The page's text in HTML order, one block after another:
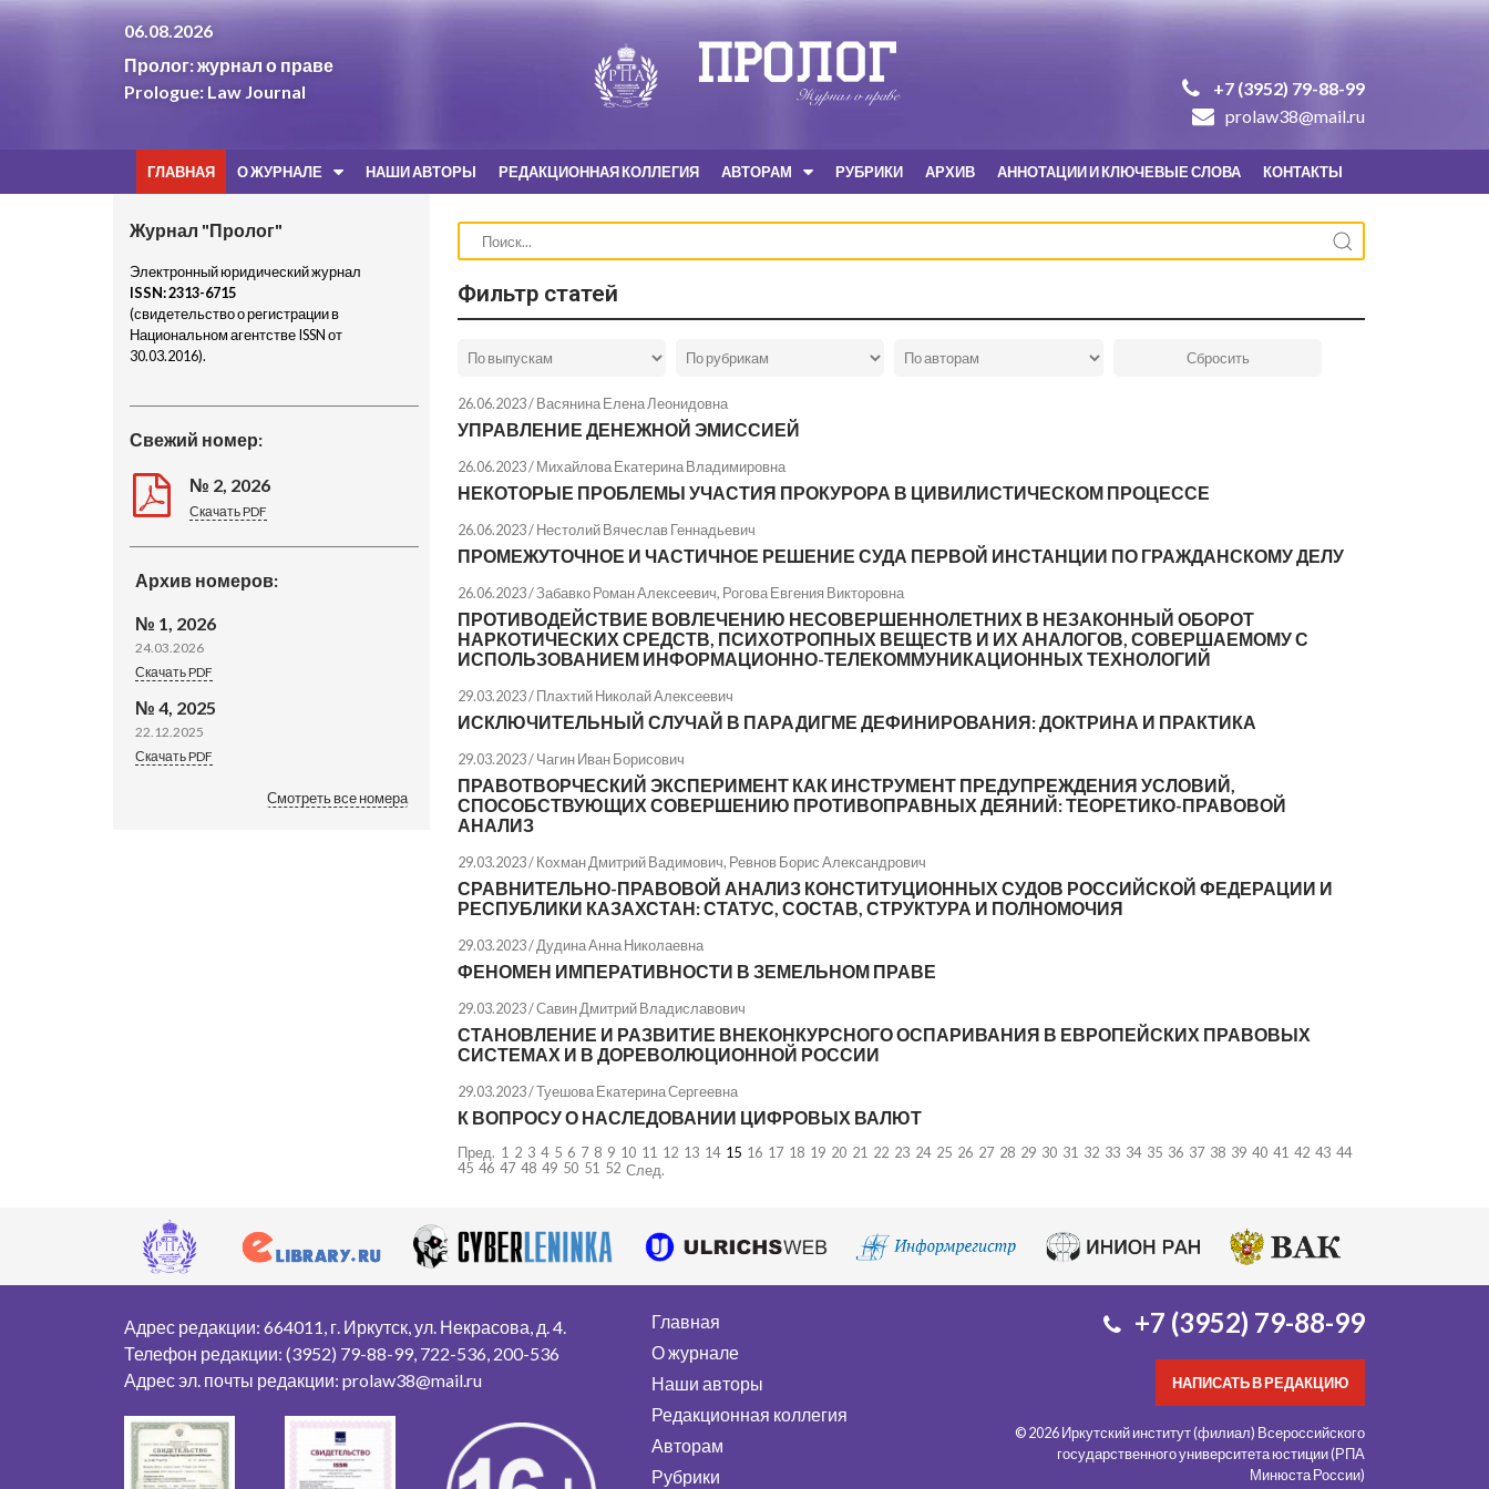
06.08.2026
Пролог: журнал о праве
Prologue: Law Journal
+7 (3952) 79-88-99
prolaw38@mail.ru
ГЛАВНАЯ О ЖУРНАЛЕ НАШИ АВТОРЫ РЕДАКЦИОННАЯ КОЛЛЕГИЯ АВТОРАМ РУБРИКИ АРХИВ АННОТАЦИИ И КЛЮЧЕВЫЕ СЛОВА КОНТАКТЫ
Журнал "Пролог"
Электронный юридический журнал
ISSN:2313-6715
(свидетельство о регистрации в
Национальном агентстве ISSN от
30.03.2016).
Свежий номер:
№ 2, 2026
Скачать PDF
Архив номеров:
№ 1, 2026
24.03.2026
Скачать PDF
№ 4, 2025
22.12.2025
Скачать PDF
Смотреть все номера
Фильтр статей
26.06.2023 /Васянина Елена Леонидовна
УПРАВЛЕНИЕ ДЕНЕЖНОЙ ЭМИССИЕЙ
26.06.2023 /Михайлова Екатерина Владимировна
НЕКОТОРЫЕ ПРОБЛЕМЫ УЧАСТИЯ ПРОКУРОРА В ЦИВИЛИСТИЧЕСКОМ ПРОЦЕССЕ
26.06.2023 /Нестолий Вячеслав Геннадьевич
ПРОМЕЖУТОЧНОЕ И ЧАСТИЧНОЕ РЕШЕНИЕ СУДА ПЕРВОЙ ИНСТАНЦИИ ПО ГРАЖДАНСКОМУ ДЕЛУ
26.06.2023 /Забавко Роман Алексеевич, Рогова Евгения Викторовна
ПРОТИВОДЕЙСТВИЕ ВОВЛЕЧЕНИЮ НЕСОВЕРШЕННОЛЕТНИХ В НЕЗАКОННЫЙ ОБОРОТ
НАРКОТИЧЕСКИХ СРЕДСТВ, ПСИХОТРОПНЫХ ВЕЩЕСТВ И ИХ АНАЛОГОВ, СОВЕРШАЕМОМУ С
ИСПОЛЬЗОВАНИЕМ ИНФОРМАЦИОННО-ТЕЛЕКОММУНИКАЦИОННЫХ ТЕХНОЛОГИЙ
29.03.2023 /Плахтий Николай Алексеевич
ИСКЛЮЧИТЕЛЬНЫЙ СЛУЧАЙ В ПАРАДИГМЕ ДЕФИНИРОВАНИЯ: ДОКТРИНА И ПРАКТИКА
29.03.2023 /Чагин Иван Борисович
ПРАВОТВОРЧЕСКИЙ ЭКСПЕРИМЕНТ КАК ИНСТРУМЕНТ ПРЕДУПРЕЖДЕНИЯ УСЛОВИЙ,
СПОСОБСТВУЮЩИХ СОВЕРШЕНИЮ ПРОТИВОПРАВНЫХ ДЕЯНИЙ: ТЕОРЕТИКО-ПРАВОВОЙ
АНАЛИЗ
29.03.2023 /Кохман Дмитрий Вадимович, Ревнов Борис Александрович
СРАВНИТЕЛЬНО-ПРАВОВОЙ АНАЛИЗ КОНСТИТУЦИОННЫХ СУДОВ РОССИЙСКОЙ ФЕДЕРАЦИИ И
РЕСПУБЛИКИ КАЗАХСТАН: СТАТУС, СОСТАВ, СТРУКТУРА И ПОЛНОМОЧИЯ
29.03.2023 /Дудина Анна Николаевна
ФЕНОМЕН ИМПЕРАТИВНОСТИ В ЗЕМЕЛЬНОМ ПРАВЕ
29.03.2023 /Савин Дмитрий Владиславович
СТАНОВЛЕНИЕ И РАЗВИТИЕ ВНЕКОНКУРСНОГО ОСПАРИВАНИЯ В ЕВРОПЕЙСКИХ ПРАВОВЫХ
СИСТЕМАХ И В ДОРЕВОЛЮЦИОННОЙ РОССИИ
29.03.2023 /Туешова Екатерина Сергеевна
К ВОПРОСУ О НАСЛЕДОВАНИИ ЦИФРОВЫХ ВАЛЮТ
Пред. 1 2 3 4 5 6 7 8 9 10 11 12 13 14 15 16 17 18 19 20 21 22 23 24 25 26 27 28 29 30 31 32 33 34 35 36 37 38 39 40 41 42 43 44
45 46 47 48 49 50 51 52 След.
Адрес редакции: 664011, г. Иркутск, ул. Некрасова, д. 4.
Телефон редакции: (3952) 79-88-99, 722-536, 200-536
Адрес эл. почты редакции: prolaw38@mail.ru
Главная
О журнале
Наши авторы
Редакционная коллегия
Авторам
Рубрики
+7 (3952) 79-88-99
НАПИСАТЬ В РЕДАКЦИЮ
© 2026 Иркутский институт (филиал) Всероссийского
государственного университета юстиции (РПА
Минюста России)